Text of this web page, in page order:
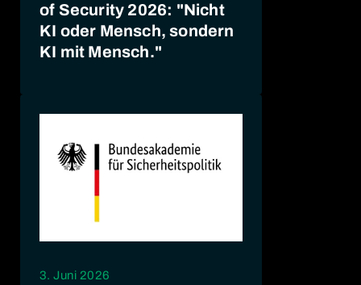
of Security 2026: "Nicht
KI oder Mensch, sondern
KI mit Mensch."
3. Juni 2026